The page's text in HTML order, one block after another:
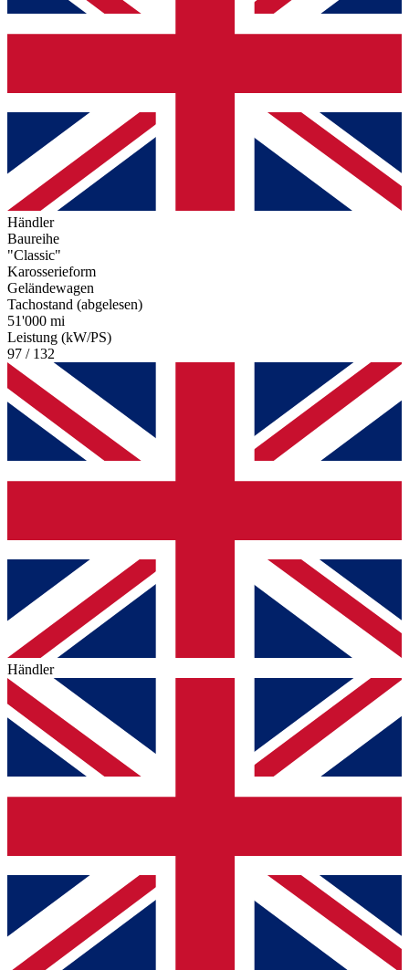
Händler
Baureihe
"Classic"
Karosserieform
Geländewagen
Tachostand (abgelesen)
51'000 mi
Leistung (kW/PS)
97 / 132
Händler